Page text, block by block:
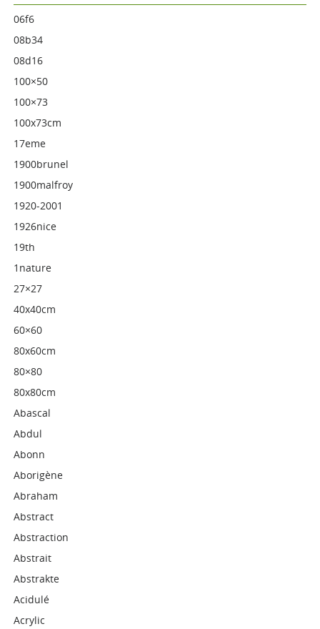
06f6
08b34
08d16
100×50
100×73
100x73cm
17eme
1900brunel
1900malfroy
1920-2001
1926nice
19th
1nature
27×27
40x40cm
60×60
80x60cm
80×80
80x80cm
Abascal
Abdul
Abonn
Aborigène
Abraham
Abstract
Abstraction
Abstrait
Abstrakte
Acidulé
Acrylic